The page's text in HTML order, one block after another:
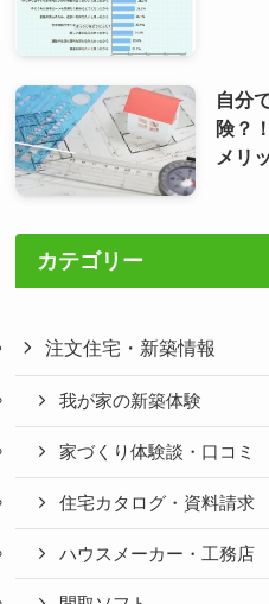
自分
険？
メリ
カテゴリー
注文住宅・新築情報
我が家の新築体験
家づくり体験談・口コミ
住宅カタログ・資料請求
ハウスメーカー・工務店